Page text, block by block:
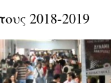
2018-2019